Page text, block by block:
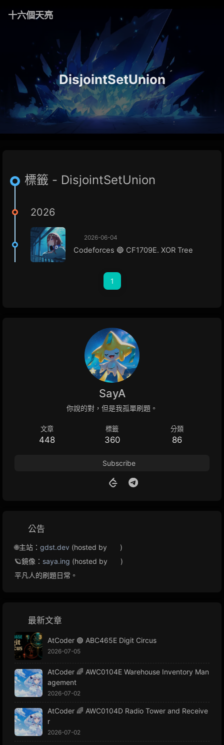
十六個天亮
DisjointSetUnion
標籤 - DisjointSetUnion
2026
2026-06-04
Codeforces 🔵 CF1709E. XOR Tree
1
SayA
你說的對，但是我孤單刷題。
文章
448
標籤
360
分類
86
Subscribe
公告
🌐主站： gdst.dev (hosted by
)
🪐鏡像： saya.ing (hosted by
)
平凡人的刷題日常。
最新文章
AtCoder 🟢 ABC465E Digit Circus
2026-07-05
AtCoder 🌈 AWC0104E Warehouse Inventory Man
agement
2026-07-02
AtCoder 🌈 AWC0104D Radio Tower and Receive
r
2026-07-02